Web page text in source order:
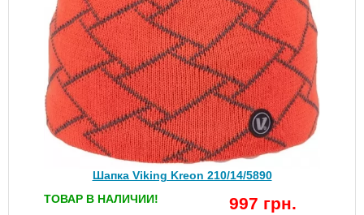
Шапка Viking Kreon 210/14/5890
ТОВАР В НАЛИЧИИ!
997 грн.